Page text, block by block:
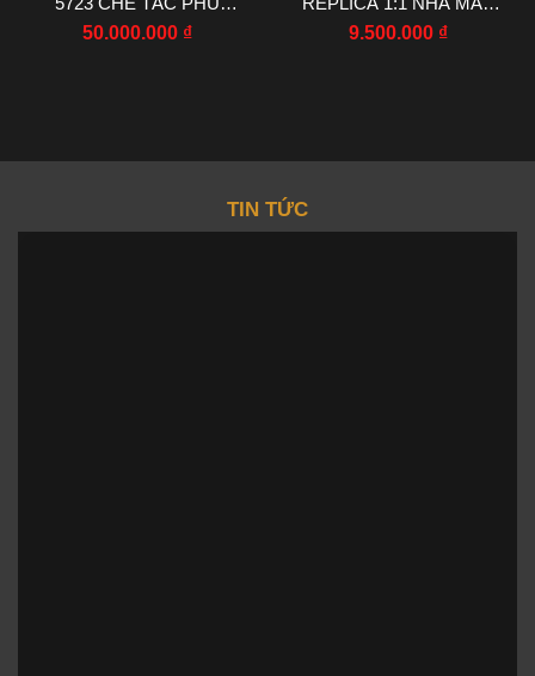
VÀNG TRẮNG
50.000.000 ₫
AF 22X29MM
9.500.000 ₫
TIN TỨC